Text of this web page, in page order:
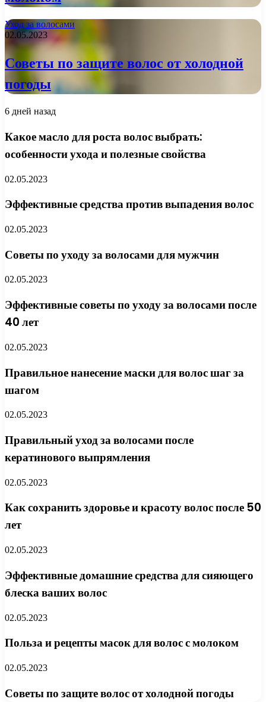
Уход за волосами
02.05.2023
Советы по защите волос от холодной
погоды
6 дней назад
Какое масло для роста волос выбрать:
особенности ухода и полезные свойства
02.05.2023
Эффективные средства против выпадения волос
02.05.2023
Советы по уходу за волосами для мужчин
02.05.2023
Эффективные советы по уходу за волосами после
40 лет
02.05.2023
Правильное нанесение маски для волос шаг за
шагом
02.05.2023
Правильный уход за волосами после
кератинового выпрямления
02.05.2023
Как сохранить здоровье и красоту волос после 50
лет
02.05.2023
Эффективные домашние средства для сияющего
блеска ваших волос
02.05.2023
Польза и рецепты масок для волос с молоком
02.05.2023
Советы по защите волос от холодной погоды